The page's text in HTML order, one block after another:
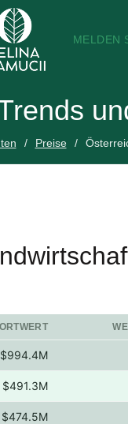
MELDEN
Preise
$994.4M
$491.3M
$474.5M